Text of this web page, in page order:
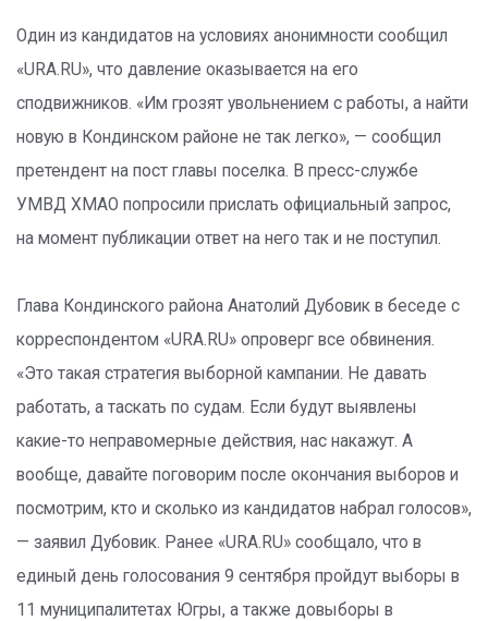
Один из кандидатов на условиях анонимности сообщил
«URA.RU», что давление оказывается на его
сподвижников. «Им грозят увольнением с работы, а найти
новую в Кондинском районе не так легко», — сообщил
претендент на пост главы поселка. В пресс-службе
УМВД ХМАО попросили прислать официальный запрос,
на момент публикации ответ на него так и не поступил.
Глава Кондинского района Анатолий Дубовик в беседе с
корреспондентом «URA.RU» опроверг все обвинения.
«Это такая стратегия выборной кампании. Не давать
работать, а таскать по судам. Если будут выявлены
какие-то неправомерные действия, нас накажут. А
вообще, давайте поговорим после окончания выборов и
посмотрим, кто и сколько из кандидатов набрал голосов»,
— заявил Дубовик. Ранее «URA.RU» сообщало, что в
единый день голосования 9 сентября пройдут выборы в
11 муниципалитетах Югры, а также довыборы в